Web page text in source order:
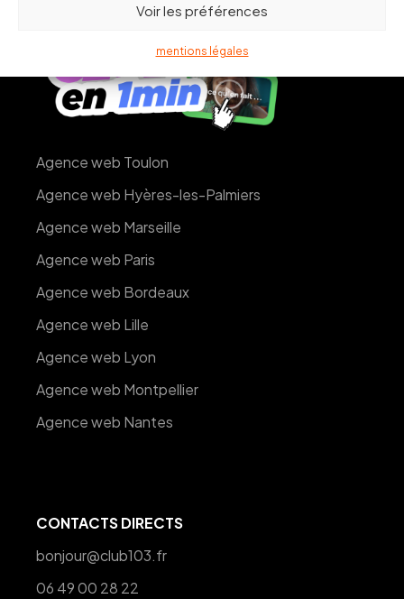
Voir les préférences
mentions légales
Agence web Toulon
Agence web Hyères-les-Palmiers
Agence web Marseille
Agence web Paris
Agence web Bordeaux
Agence web Lille
Agence web Lyon
Agence web Montpellier
Agence web Nantes
CONTACTS DIRECTS
bonjour@club103.fr
06 49 00 28 22